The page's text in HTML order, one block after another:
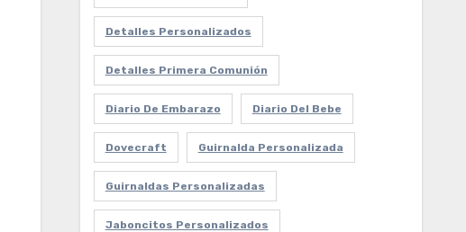
Detalles Personalizados
Detalles Primera Comunión
Diario De Embarazo Diario Del Bebe
Dovecraft Guirnalda Personalizada
Guirnaldas Personalizadas
Jaboncitos Personalizados